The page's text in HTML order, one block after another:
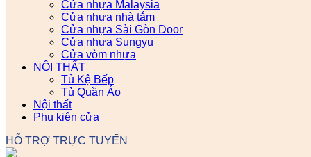
Cửa nhựa Malaysia
Cửa nhựa nhà tắm
Cửa nhựa Sài Gòn Door
Cửa nhựa Sungyu
Cửa vòm nhựa
NỘI THẤT
Tủ Kệ Bếp
Tủ Quần Áo
Nội thất
Phụ kiện cửa
HỖ TRỢ TRỰC TUYẾN